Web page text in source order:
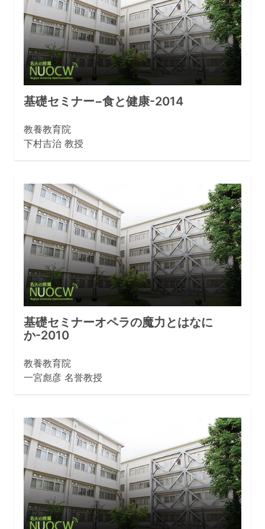
基礎セミナー−食と健康-2014
教養教育院
下村吉治 教授
基礎セミナーオペラの魔力とはなに
か-2010
教養教育院
一宮彪彦 名誉教授